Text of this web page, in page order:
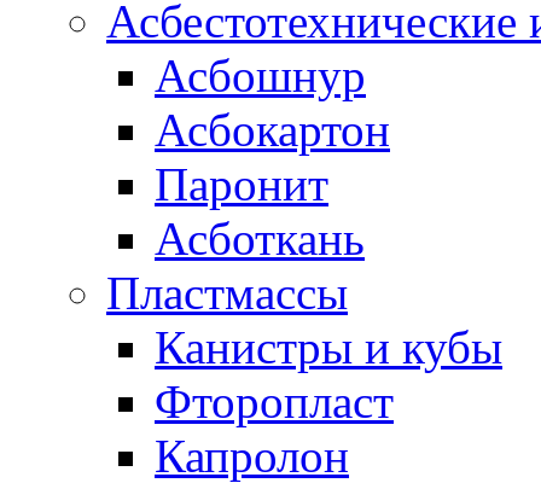
Асбестотехнические
Асбошнур
Асбокартон
Паронит
Асботкань
Пластмассы
Канистры и кубы
Фторопласт
Капролон